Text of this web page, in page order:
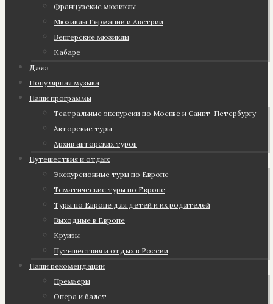
Французские мюзиклы
Мюзиклы Германии и Австрии
Венгерские мюзиклы
Кабаре
Джаз
Популярная музыка
Наши программы
Театральные экскурсии по Москве и Санкт-Петербургу
Авторские туры
Архив авторских туров
Путешествия и отдых
Экскурсионные туры по Европе
Тематические туры по Европе
Туры по Европе для детей и их родителей
Выходные в Европе
Круизы
Путешествия и отдых в России
Наши рекомендации
Премьеры
Опера и балет